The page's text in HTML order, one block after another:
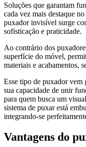
Soluções que garantam
cada vez mais destaque
puxador invisível surge
sofisticação e praticidade.
Ao contrário dos
superfície do móvel,
materiais e acabamentos,
Esse tipo de puxador vem
sua capacidade de unir
para quem busca um
sistema de puxar está
integrando-se
Vantagens do